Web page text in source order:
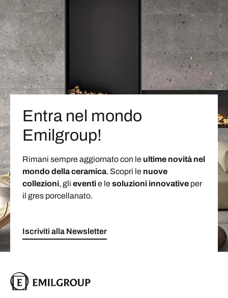
Entra nel mondo
Emilgroup!
Rimani sempre aggiornato con le ultime novità nel
mondo della ceramica. Scopri le nuove
collezioni, gli eventie lesoluzioni innovative per
il gres porcellanato.
Iscriviti alla Newsletter